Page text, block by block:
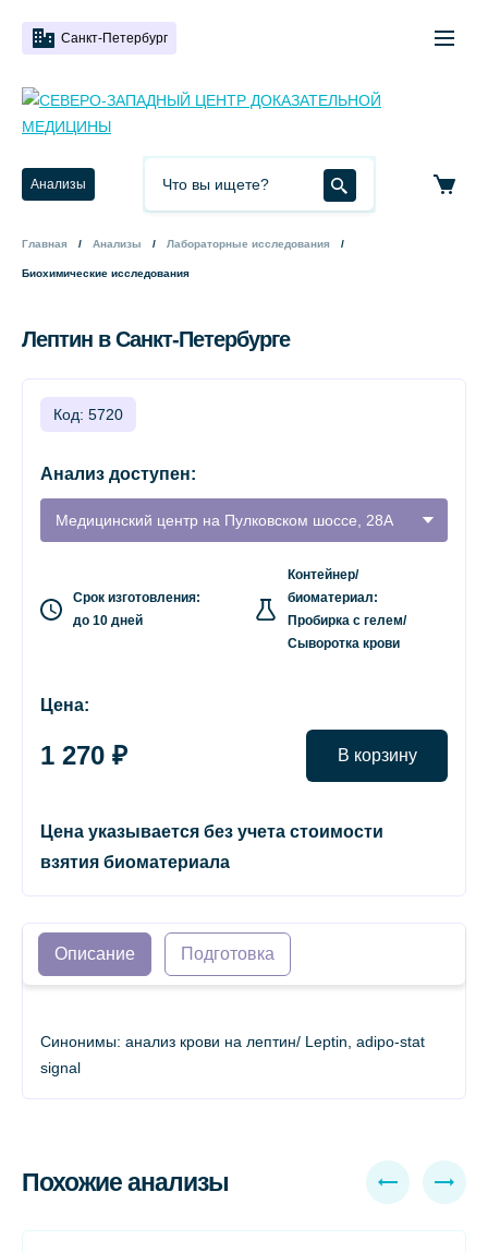
Санкт-Петербург
Анализы
Главная Анализы Лабораторные исследования
Биохимические исследования
Лептин в Санкт-Петербурге
Код: 5720
Анализ доступен:
Медицинский центр на Пулковском шоссе, 28А
Срок изготовления:
до 10 дней
Контейнер/
биоматериал:
Пробирка с гелем/
Сыворотка крови
Цена:
1 270 ₽ В корзину
Цена указывается без учета стоимости
взятия биоматериала
Описание Подготовка
Синонимы: анализ крови на лептин/ Leptin, adipo-stat
signal
Похожие анализы